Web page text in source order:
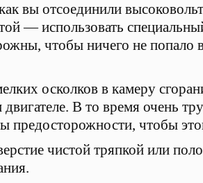
вы отсоединили
— использовать
чтобы ничего не попало
осколков в камеру
В то время очень
предосторожности, чтобы
чистой тряпкой или